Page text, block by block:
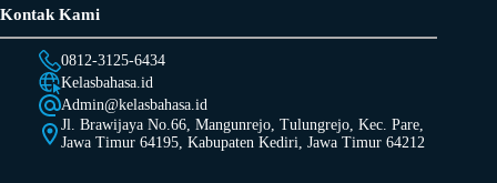
Kontak Kami
0812-3125-6434
Kelasbahasa.id
Admin@kelasbahasa.id
Jl. Brawijaya No.66, Mangunrejo, Tulungrejo, Kec. Pare,
Jawa Timur 64195, Kabupaten Kediri, Jawa Timur 64212